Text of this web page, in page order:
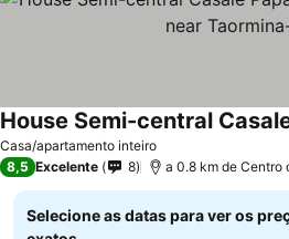
Casa/apartamento inteiro
Ver preços
8,5 Excelente 8 a 0.8 km de Centro
Selecione as datas para ver os